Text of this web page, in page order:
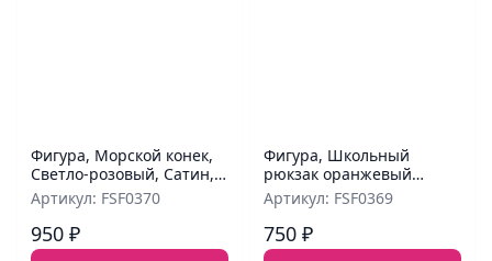
Фигура, Морской конек,
Светло-розовый, Сатин,
42''/107 см
Артикул: FSF0370
950 ₽
Фигура, Школьный
рюкзак оранжевый
28"/71 см
Артикул: FSF0369
750 ₽